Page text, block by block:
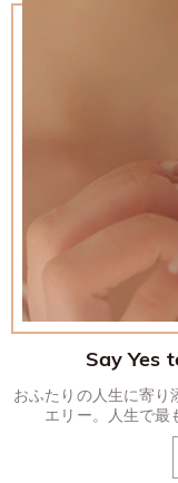
Say Yes
おふたりの人生に寄り
エリー。人生で最